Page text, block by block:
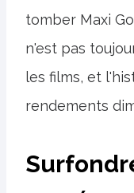
tomber Maxi
n'est pas
les films, et
rendements